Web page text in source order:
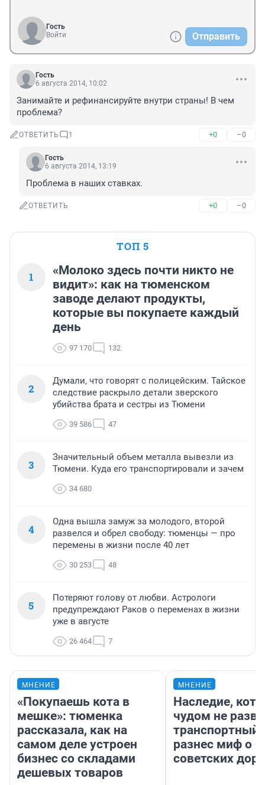
Гость
Войти
Отправить
Гость
6 августа 2014, 10:02
Занимайте и рефинансируйте внутри страны! В чем
проблема?
ОТВЕТИТЬ 1 +0 –0
Гость
6 августа 2014, 13:19
Проблема в наших ставках.
ОТВЕТИТЬ +0 –0
ТОП 5
1
«Молоко здесь почти никто не
видит»: как на тюменском
заводе делают продукты,
которые вы покупаете каждый
день
97 170 132
2
Думали, что говорят с полицейским. Тайское
следствие раскрыло детали зверского
убийства брата и сестры из Тюмени
39 586 47
3
Значительный объем металла вывезли из
Тюмени. Куда его транспортировали и зачем
34 680
4
Одна вышла замуж за молодого, второй
развелся и обрел свободу: тюменцы — про
перемены в жизни после 40 лет
30 253 48
5
Потеряют голову от любви. Астрологи
предупреждают Раков о переменах в жизни
уже в августе
26 464 7
МНЕНИЕ
«Покупаешь кота в
мешке»: тюменка
рассказала, как на
самом деле устроен
бизнес со складами
дешевых товаров
МНЕНИЕ
Наследие,
чудом не
транспортный
разнес миф о
советских